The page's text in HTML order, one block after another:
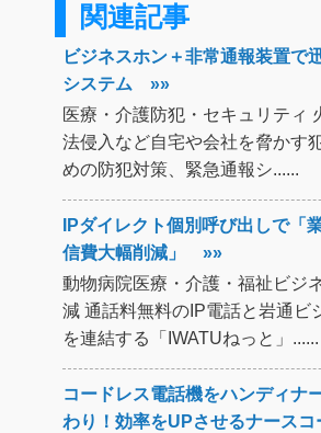
関連記事
ビジネスホン＋非常通報装置で
システム »»
医療・介護防犯・セキュリティ
法侵入など自宅や会社を脅かす
めの防犯対策、緊急通報シ......
IPダイレクト個別呼び出しで「
信費大幅削減」 »»
動物病院医療・介護・福祉ビジ
減 通話料無料のIP電話と岩通ビ
を連結する「IWATUねっと」......
コードレス電話機をハンディナ
わり！効率をUPさせるナース